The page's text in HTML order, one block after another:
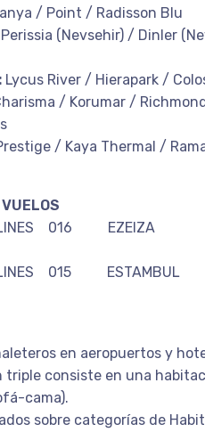
/ Point / Radisson Blu
Perissia (Nevsehir) / Dinler
Lycus River / Hierapark /
/ Korumar /
/ Kaya Thermal /
016 EZEIZA
015
en aeropuertos y
triple consiste en una
cama).
sobre categorías de